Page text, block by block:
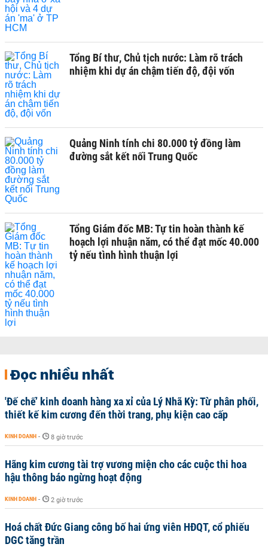
Tổng Bí thư, Chủ tịch nước: Làm rõ trách
nhiệm khi dự án chậm tiến độ, đội vốn
Quảng Ninh tính chi 80.000 tỷ đồng làm
đường sắt kết nối Trung Quốc
Tổng Giám đốc MB: Tự tin hoàn thành kế
hoạch lợi nhuận năm, có thể đạt mốc 40.000
tỷ nếu tình hình thuận lợi
Đọc nhiều nhất
'Đế chế’ kinh doanh hàng xa xỉ của Lý Nhã Kỳ: Từ phân phối,
thiết kế kim cương đến thời trang, phụ kiện cao cấp
KINH DOANH - 8 giờ trước
Hãng kim cương tài trợ vương miện cho các cuộc thi hoa
hậu thông báo ngừng hoạt động
KINH DOANH - 2 giờ trước
Hoá chất Đức Giang công bố hai ứng viên HĐQT, cổ phiếu
DGC tăng trần